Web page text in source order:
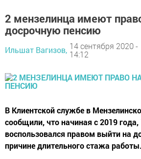
2 мензелинца имеют
досрочную пенсию
Ильшат Вагизов, 14 сентября 2020 -
14:12
В Клиентской службе в
сообщили, что начиная с 2019 года,
воспользовался правом выйти на
причине длительного стажа работы.